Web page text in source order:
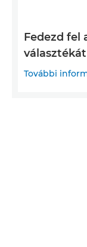
Fedezd fel
választékát
További